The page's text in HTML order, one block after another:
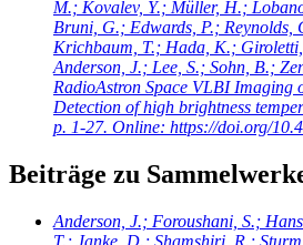
M.; Kovalev, Y.; Müller, H.;
Bruni, G.; Edwards, P.;
Krichbaum, T.; Hada, K.;
Anderson, J.; Lee, S.; Sohn, B.;
RadioAstron Space VLBI Imaging
Detection of high brightness
p. 1-27. Online: https://doi.org/
Beiträge zu
Anderson, J.; Foroushani, S.;